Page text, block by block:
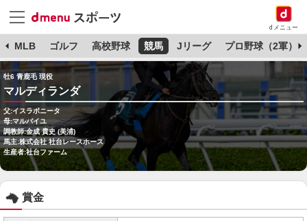
dメニュー
MLB ゴルフ 高校野球 競馬 Jリーグ プロ野球（2軍）
牡6 青鹿毛 現役
マルディランダ
父:イスラボニータ
母:マルバイユ
調教師:金成 貴史 (美浦)
馬主:株式会社 社台レースホース
生産者:社台ファーム
賞金